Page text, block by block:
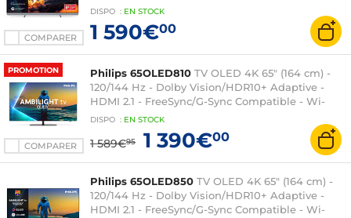
COMPARER
Fi/Bluetooth - Google TV - Google Assistant -
Ambilight 4 côtés - Son 3.1 80W Dolby Atmos
Bowers & Wilkins
DISPO : EN STOCK
1 590€00
PROMOTION
COMPARER
Philips 65OLED810 TV OLED 4K 65" (164 cm) -
120/144 Hz - Dolby Vision/HDR10+ Adaptive -
HDMI 2.1 - FreeSync/G-Sync Compatible - Wi-
Fi/Bluetooth - Google TV - Google Assistant -
Ambilight 3 côtés - Son 2.1 70W Dolby Atmos
DISPO : EN STOCK
1 589€95 1 390€00
Philips 65OLED850 TV OLED 4K 65" (164 cm) -
120/144 Hz - Dolby Vision/HDR10+ Adaptive -
HDMI 2.1 - FreeSync/G-Sync Compatible - Wi-